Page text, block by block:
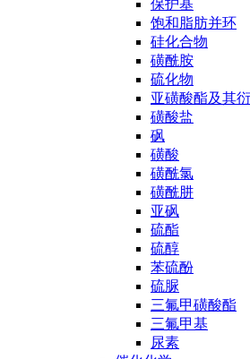
保护基
饱和脂肪并环
硅化合物
磺酰胺
硫化物
亚磺酸酯及其
磺酸盐
砜
磺酸
磺酰氯
磺酰肼
亚砜
硫酯
硫醇
苯硫酚
硫脲
三氟甲磺酸酯
三氟甲基
尿素